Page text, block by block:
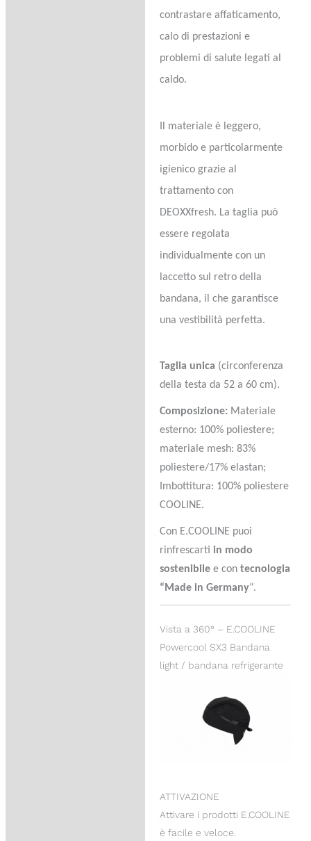
contrastare affaticamento,
calo di prestazioni e
problemi di salute legati al
caldo.
Il materiale è leggero,
morbido e particolarmente
igienico grazie al
trattamento con
DEOXXfresh. La taglia può
essere regolata
individualmente con un
laccetto sul retro della
bandana, il che garantisce
una vestibilità perfetta.
Taglia unica (circonferenza
della testa da 52 a 60 cm).
Composizione: Materiale
esterno: 100% poliestere;
materiale mesh: 83%
poliestere/17% elastan;
Imbottitura: 100% poliestere
COOLINE.
Con E.COOLINE puoi
rinfrescarti in modo
sostenibilee con tecnologia
“Made in Germany“.
Vista a 360° – E.COOLINE
Powercool SX3 Bandana
light / bandana refrigerante
ATTIVAZIONE
Attivare i prodotti E.COOLINE
è facile e veloce.